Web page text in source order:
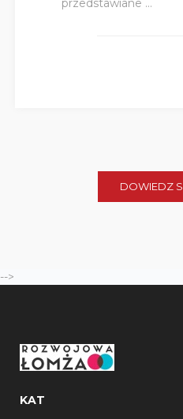
przedstawiane ...
DOWIEDZ
-->
KAT